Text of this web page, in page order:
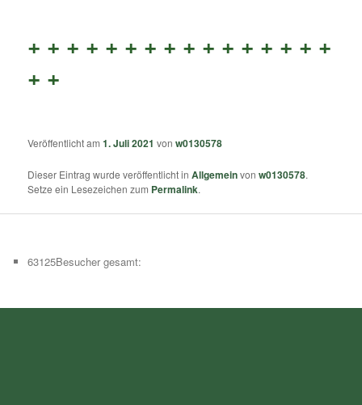
+ + + + + + + + + + + + + + + +
+ +
Veröffentlicht am1. Juli 2021 vonw0130578
Dieser Eintrag wurde veröffentlicht inAllgemeinvonw0130578.
Setze ein Lesezeichen zum Permalink.
63125Besucher gesamt: